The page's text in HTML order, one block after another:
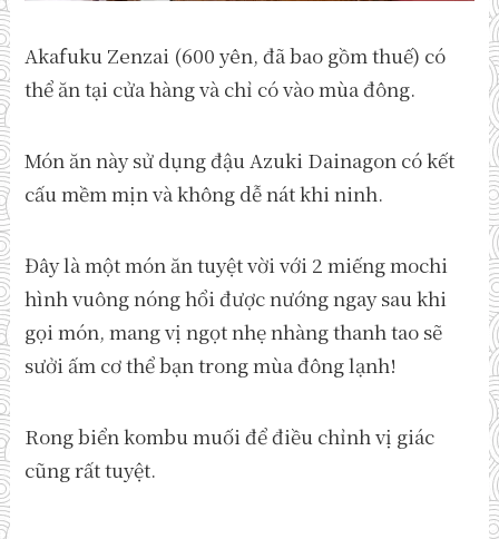
Akafuku Zenzai (600 yên, đã bao gồm thuế) có
thể ăn tại cửa hàng và chỉ có vào mùa đông.
Món ăn này sử dụng đậu Azuki Dainagon có kết
cấu mềm mịn và không dễ nát khi ninh.
Đây là một món ăn tuyệt vời với 2 miếng mochi
hình vuông nóng hổi được nướng ngay sau khi
gọi món, mang vị ngọt nhẹ nhàng thanh tao sẽ
sưởi ấm cơ thể bạn trong mùa đông lạnh!
Rong biển kombu muối để điều chỉnh vị giác
cũng rất tuyệt.